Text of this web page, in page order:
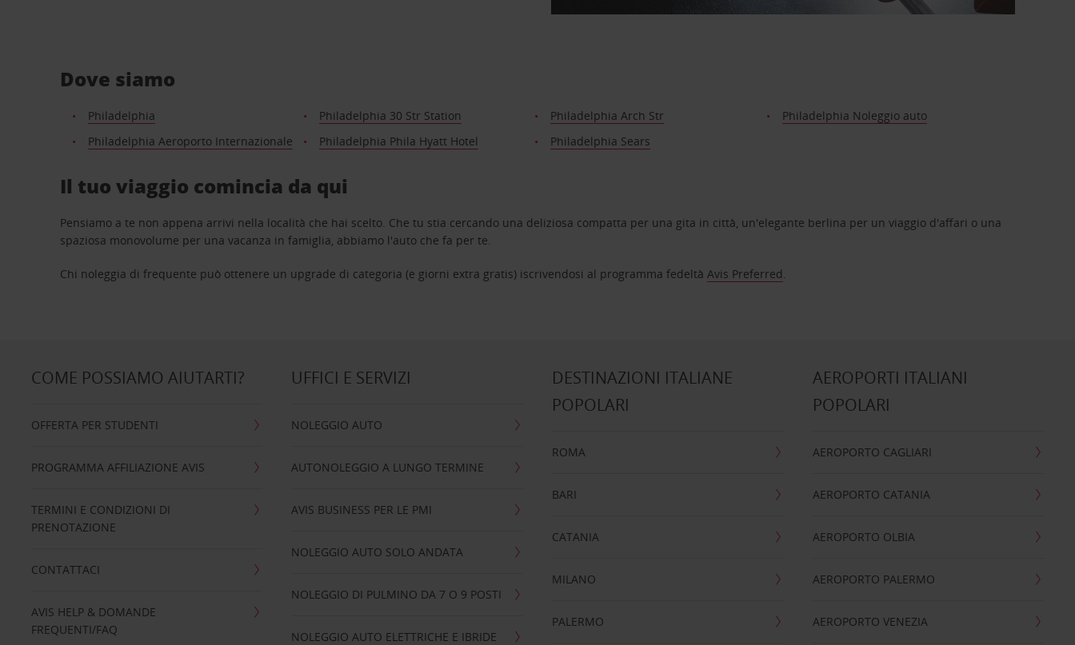
Dove siamo
Philadelphia Philadelphia 30 Str Station Philadelphia Arch Str
Philadelphia Noleggio auto
Philadelphia Aeroporto Internazionale
Philadelphia Phila Hyatt Hotel Philadelphia Sears
Il tuo viaggio comincia da qui
Pensiamo a te non appena arrivi nella località che hai scelto. Che tu stia cercando una deliziosa compatta per una gita in città, un'elegante berlina per un viaggio d'affari o una
spaziosa monovolume per una vacanza in famiglia, abbiamo l'auto che fa per te.
Chi noleggia di frequente può ottenere un upgrade di categoria (e giorni extra gratis) iscrivendosi al programma fedeltàAvis Preferred.
COME POSSIAMO AIUTARTI?
OFFERTA PER STUDENTI
PROGRAMMA AFFILIAZIONE AVIS
TERMINI E CONDIZIONI DI
PRENOTAZIONE
CONTATTACI
AVIS HELP & DOMANDE
FREQUENTI/FAQ
UFFICI E SERVIZI
NOLEGGIO AUTO
AUTONOLEGGIO A LUNGO TERMINE
AVIS BUSINESS PER LE PMI
NOLEGGIO AUTO SOLO ANDATA
NOLEGGIO DI PULMINO DA 7 O 9 POSTI
NOLEGGIO AUTO ELETTRICHE E IBRIDE
DESTINAZIONI ITALIANE
POPOLARI
ROMA
BARI
CATANIA
MILANO
PALERMO
AEROPORTI ITALIANI
POPOLARI
AEROPORTO CAGLIARI
AEROPORTO CATANIA
AEROPORTO OLBIA
AEROPORTO PALERMO
AEROPORTO VENEZIA